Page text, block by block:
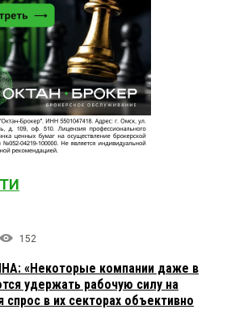
152
«Некоторые компании даже в
удержать рабочую силу на
спрос в их секторах объективно